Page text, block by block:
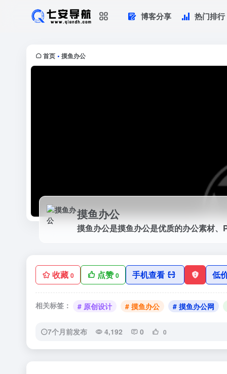
博客分享 热门排行
首页 • 摸鱼办公
摸鱼办公
收藏 0 点赞0 手机查看 低
相关标签： # 原创设计 # 摸鱼办公 # 摸鱼办公网
7个月前发布 4,192 0 0